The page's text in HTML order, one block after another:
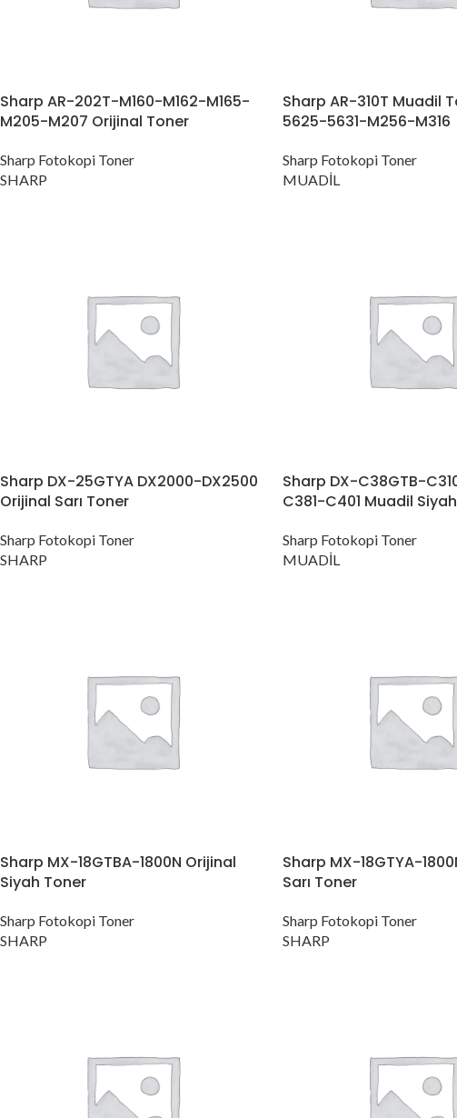
Sharp AR-202T-M160-M162-M165-
M205-M207 Orijinal Toner
Sharp Fotokopi Toner
SHARP
Sharp AR-310T Muadil
5625-5631-M256-M316
Sharp Fotokopi Toner
MUADİL
Sharp DX-25GTYA DX2000-DX2500
Orijinal Sarı Toner
Sharp Fotokopi Toner
SHARP
Sharp DX-C38GTB-
C381-C401 Muadil
Sharp Fotokopi Toner
MUADİL
Sharp MX-18GTBA-1800N Orijinal
Siyah Toner
Sharp Fotokopi Toner
SHARP
Sharp MX-18GTYA-
Sarı Toner
Sharp Fotokopi Toner
SHARP